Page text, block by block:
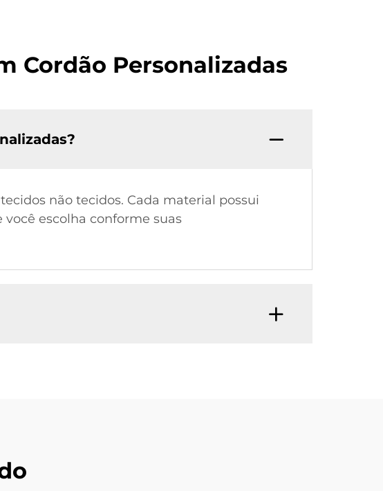
Cordão Personalizadas
não tecidos. Cada material possui
escolha conforme suas